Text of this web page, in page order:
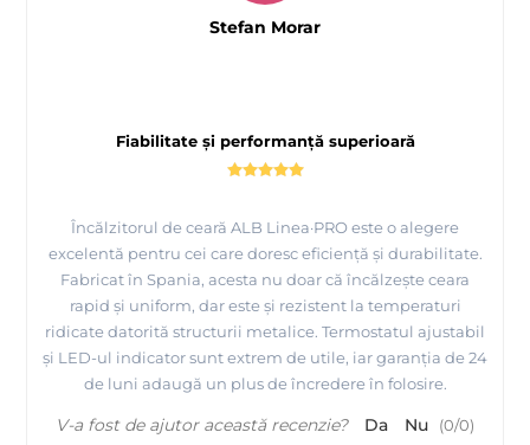
Fiabilitate și performanță superioară
Încălzitorul de ceară ALB Linea·PRO este o alegere
excelentă pentru cei care doresc eficiență și durabilitate.
Fabricat în Spania, acesta nu doar că încălzește ceara
rapid și uniform, dar este și rezistent la temperaturi
ridicate datorită structurii metalice. Termostatul ajustabil
și LED-ul indicator sunt extrem de utile, iar garanția de 24
de luni adaugă un plus de încredere în folosire.
Stefan Morar
V-a fost de ajutor această recenzie? Da Nu (0/0)